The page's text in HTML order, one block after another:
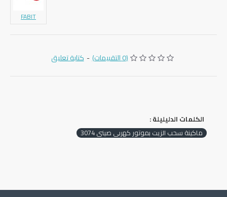
FABIT
(0 التقييمات) - كتابة تعليق
الكلمات الدليليلة :
ماكينة سحب الزيت بموتور كهربي صيني 3074